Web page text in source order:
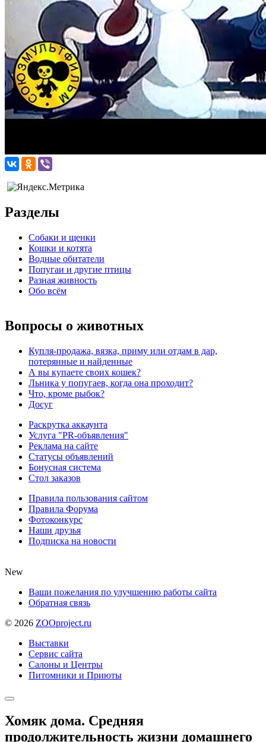
Разделы
Собаки и щенки
Кошки и котята
Водные обитатели
Попугаи и другие птицы
Разная живность
Обо всём
Вопросы о животных
Купля-продажа, вязка, приму или отдам в дар,
потерянные и найденные
А вы купаете своих кошек?
Льника у попугаев, когда она проходит?
Что, кроме рыбок?
Досуг
Раскрутка аккаунта
Услуга "PR-объявления"
Реклама на сайте
Статусы объявлений
Бонусная система
Стол заказов
Правила пользования сайтом
Правила Форума
Фотоконкурс
Наши друзья
Подписка на новости
New
Ваши пожелания по улучшению работы сайта
Обратная связь
© 2026 ZOOproject.ru
Выставки
Сервис сайта
Салоны и Центры
Питомники и Приюты
Хомяк дома. Средняя
продолжительность жизни домашнего